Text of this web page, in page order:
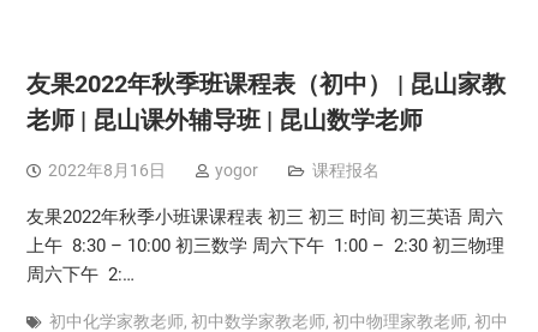
友果2022年秋季班课程表（初中） | 昆山家教
老师 | 昆山课外辅导班 | 昆山数学老师
2022年8月16日 yogor 课程报名
友果2022年秋季小班课课程表 初三 初三 时间 初三英语 周六
上午 8:30 – 10:00 初三数学 周六下午 1:00 – 2:30 初三物理
周六下午 2:…
初中化学家教老师, 初中数学家教老师, 初中物理家教老师, 初中